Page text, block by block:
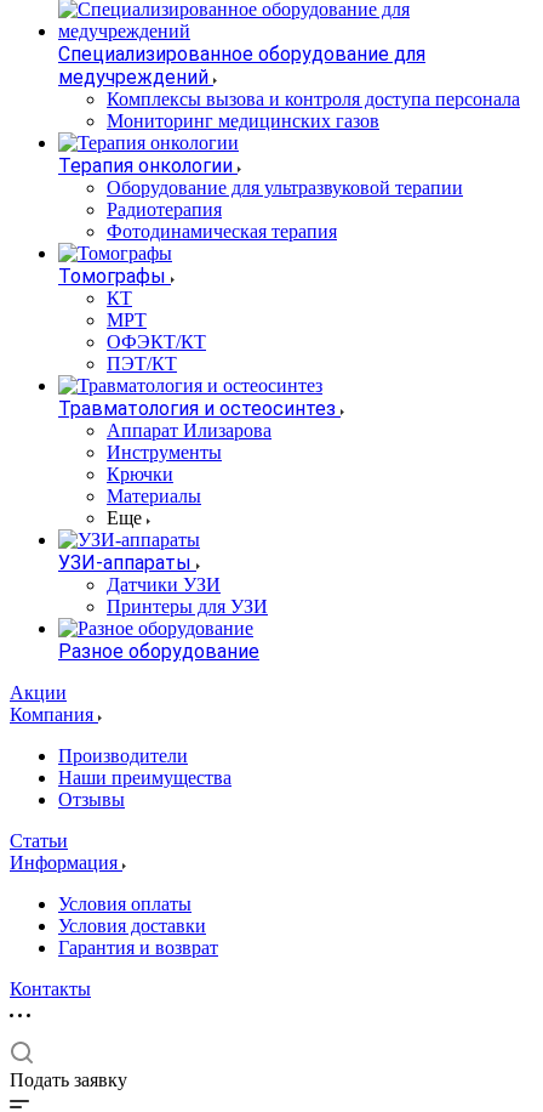
Специализированное оборудование для
медучреждений
Комплексы вызова и контроля доступа персонала
Мониторинг медицинских газов
Терапия онкологии
Оборудование для ультразвуковой терапии
Радиотерапия
Фотодинамическая терапия
Томографы
КТ
МРТ
ОФЭКТ/КТ
ПЭТ/КТ
Травматология и остеосинтез
Аппарат Илизарова
Инструменты
Крючки
Материалы
Еще
УЗИ-аппараты
Датчики УЗИ
Принтеры для УЗИ
Разное оборудование
Акции
Компания
Производители
Наши преимущества
Отзывы
Статьи
Информация
Условия оплаты
Условия доставки
Гарантия и возврат
Контакты
Подать заявку